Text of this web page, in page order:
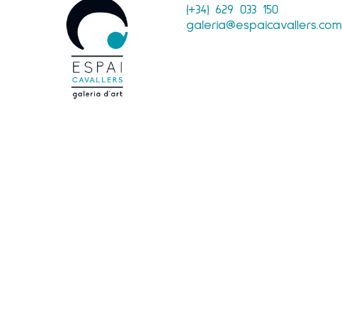
(+34) 629 033 150
galeria@espaicavallers.com